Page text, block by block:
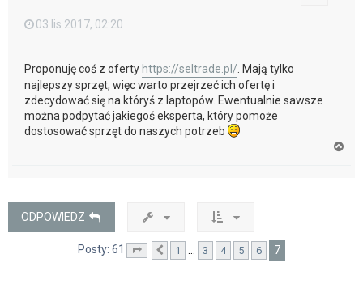
03 lis 2017, 02:20
Proponuję coś z oferty https://seltrade.pl/ . Mają tylko
najlepszy sprzęt, więc warto przejrzeć ich ofertę i
zdecydować się na któryś z laptopów. Ewentualnie sawsze
można podpytać jakiegoś eksperta, który pomoże
dostosować sprzęt do naszych potrzeb
ODPOWIEDZ
Posty: 61 Strona 7 z7
Poprzednia
1 … 3 4 5 6 7